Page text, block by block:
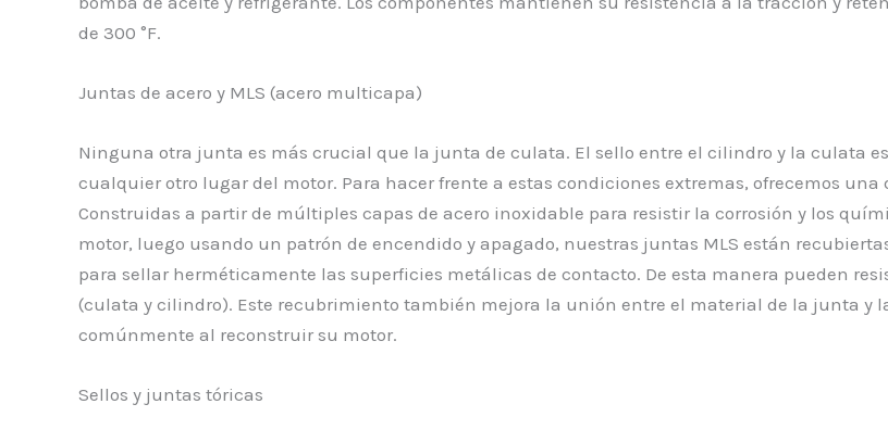
de 300 °F.
Juntas de acero y MLS (acero multicapa)
Ninguna otra junta es más crucial que la junta de culata. El sello entre el cilindro y la culata
cualquier otro lugar del motor. Para hacer frente a estas condiciones extremas, ofrecemos
Construidas a partir de múltiples capas de acero inoxidable para resistir la corrosión y los
motor, luego usando un patrón de encendido y apagado, nuestras juntas MLS están
para sellar herméticamente las superficies metálicas de contacto. De esta manera pueden
(culata y cilindro). Este recubrimiento también mejora la unión entre el material de la junta y
comúnmente al reconstruir su motor.
Sellos y juntas tóricas